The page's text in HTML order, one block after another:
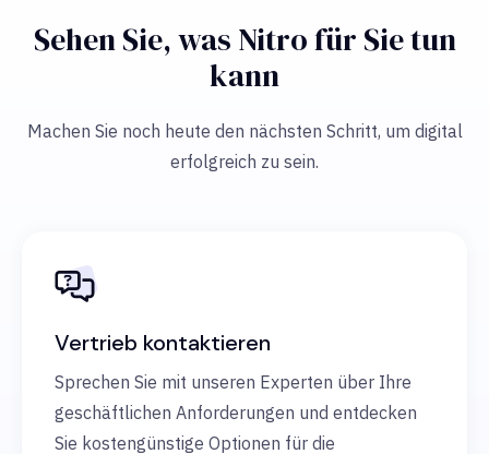
Sehen Sie, was Nitro für Sie tun
kann
Machen Sie noch heute den nächsten Schritt, um digital
erfolgreich zu sein.
Vertrieb kontaktieren
Sprechen Sie mit unseren Experten über Ihre
geschäftlichen Anforderungen und entdecken
Sie kostengünstige Optionen für die